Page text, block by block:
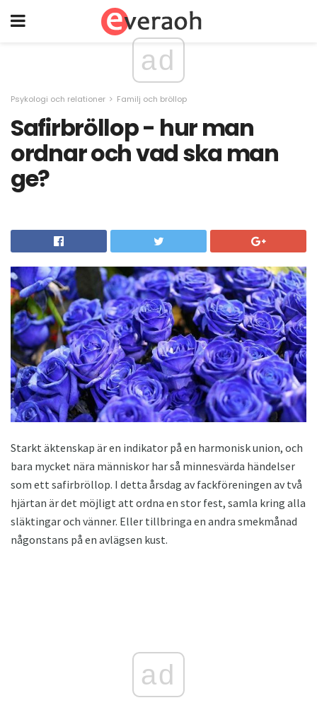
ad
Psykologi och relationer Familj och bröllop
Safirbröllop - hur man
ordnar och vad ska man
ge?
Starkt äktenskap är en indikator på en harmonisk union, och
bara mycket nära människor har så minnesvärda händelser
som ett safirbröllop. I detta årsdag av fackföreningen av två
hjärtan är det möjligt att ordna en stor fest, samla kring alla
släktingar och vänner. Eller tillbringa en andra smekmånad
någonstans på en avlägsen kust.
ad